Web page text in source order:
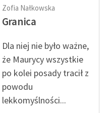
Zofia Nałkowska
Granica
Dla niej nie było ważne,
że Maurycy wszystkie
po kolei posady tracił z
powodu
lekkomyślności...